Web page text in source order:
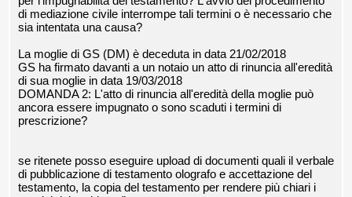
di mediazione civile interrompe tali termini o è necessario che
sia intentata una causa?
La moglie di GS (DM) è deceduta in data 21/02/2018
GS ha firmato davanti a un notaio un atto di rinuncia all'eredità
di sua moglie in data 19/03/2018
DOMANDA 2: L'atto di rinuncia all'eredità della moglie può
ancora essere impugnato o sono scaduti i termini di
prescrizione?
se ritenete posso eseguire upload di documenti quali il verbale
di pubblicazione di testamento olografo e accettazione del
testamento, la copia del testamento per rendere più chiari i